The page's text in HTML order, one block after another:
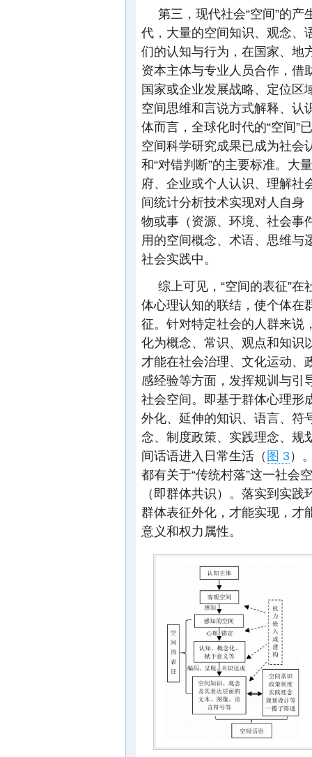
第三，现代社会“空间”的
代，大量的空间知识、观念、
们的认知与行为，在国家、地
资本主体与专业人员合作，借
国家或企业发展战略、定位区
空间思维和言说方式解释、认
体而言，全球化时代的“空间”
空间科学研究成果已成为社会
和“对错判断”的主要标准。大
府、企业或个人认识、理解社
间统计分析技术实现对人自身
物或事（资源、环境、社会事
用的空间概念、术语、思维与
社会实践中。
综上可见，“空间的表征”
体心理认知的联结，使个体在
征。针对特定社会的人群来说
化为概念、常识、观点和知识
才能在社会治理、文化运动、
感经验等方面，发挥规训与引
社会空间。即基于群体心理形
外化、延伸的知识、语言、符
念、制度政策、实践理念、规
间话语进入日常生活（ 图 3）
都有关于“传统村落”这一社会
（即群体共识）。落实到实
群体表征外化，才能实现，才
意义和权力属性。